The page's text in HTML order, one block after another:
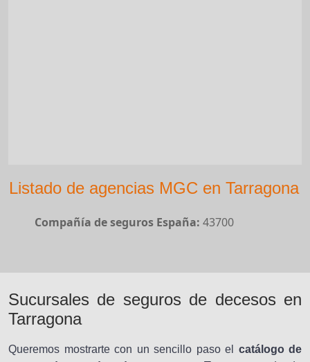
Listado de agencias MGC en Tarragona
Compañía de seguros España: 43700
Sucursales de seguros de decesos en
Tarragona
Queremos mostrarte con un sencillo paso el catálogo de